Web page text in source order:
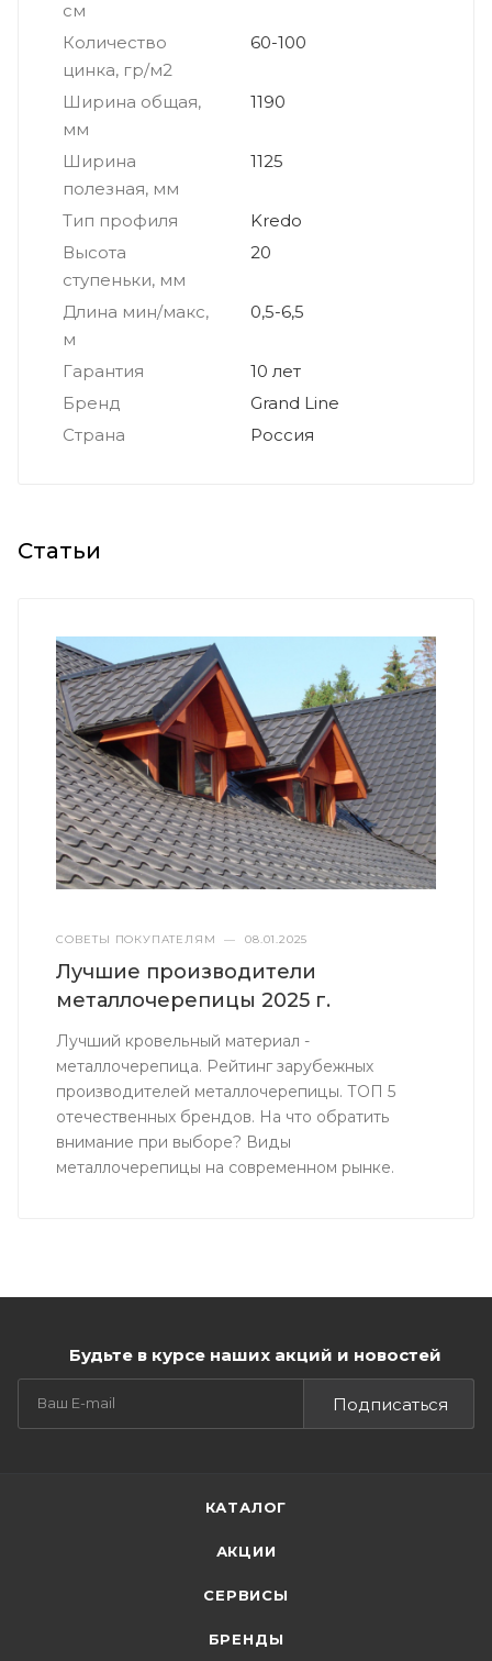
см
Количество
цинка, гр/м2
60-100
Ширина общая,
мм
1190
Ширина
полезная, мм
1125
Тип профиля
Kredo
Высота
ступеньки, мм
20
Длина мин/макс,
м
0,5-6,5
Гарантия
10 лет
Бренд
Grand Line
Страна
Россия
Статьи
СОВЕТЫ ПОКУПАТЕЛЯМ — 08.01.2025
Лучшие производители
металлочерепицы 2025 г.
Лучший кровельный материал -
металлочерепица. Рейтинг зарубежных
производителей металлочерепицы. ТОП 5
отечественных брендов. На что обратить
внимание при выборе? Виды
металлочерепицы на современном рынке.
Будьте в курсе наших акций и новостей
Подписаться
КАТАЛОГ
АКЦИИ
СЕРВИСЫ
БРЕНДЫ